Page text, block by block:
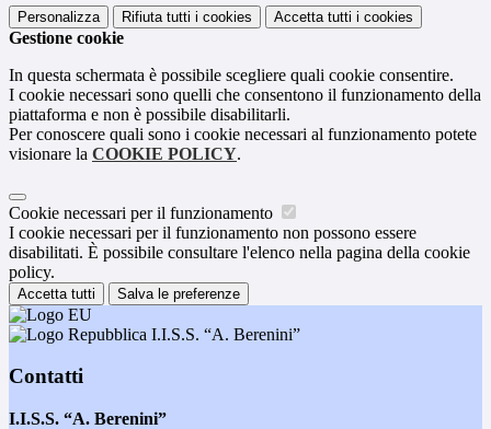
Personalizza Rifiuta tutti i cookies Accetta tutti i cookies
Gestione cookie
In questa schermata è possibile scegliere quali cookie consentire.
I cookie necessari sono quelli che consentono il funzionamento della
piattaforma e non è possibile disabilitarli.
Per conoscere quali sono i cookie necessari al funzionamento potete
visionare la COOKIE POLICY.
Cookie necessari per il funzionamento
I cookie necessari per il funzionamento non possono essere
disabilitati. È possibile consultare l'elenco nella pagina della cookie
policy.
Accetta tutti Salva le preferenze
I.I.S.S. “A. Berenini”
Contatti
I.I.S.S. “A. Berenini”